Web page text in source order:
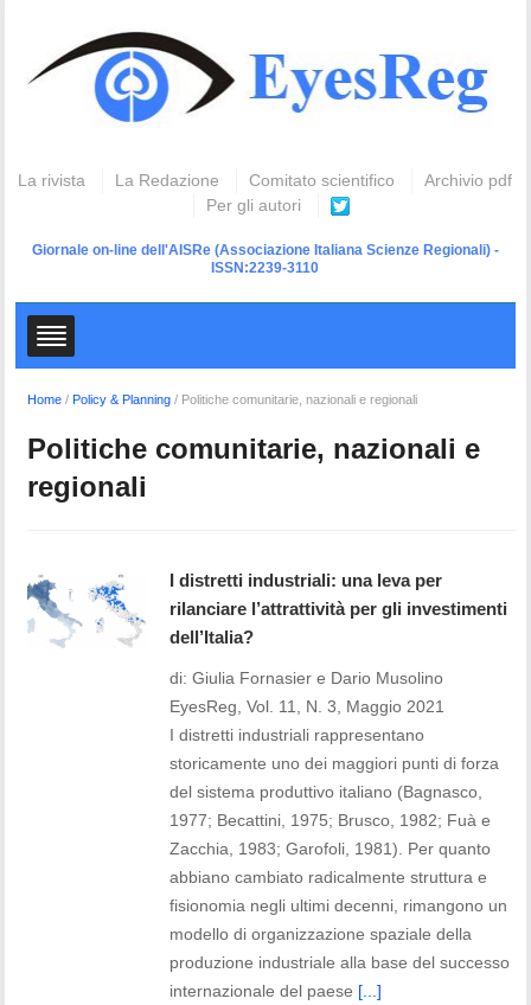
La rivista La Redazione Comitato scientifico
Archivio pdf
Per gli autori
Giornale on-line dell'AISRe (Associazione Italiana Scienze Regionali) -
ISSN:2239-3110
Home /Policy & Planning / Politiche comunitarie, nazionali e regionali
Politiche comunitarie, nazionali e
regionali
I distretti industriali: una leva per
rilanciare l’attrattività per gli investimenti
dell’Italia?
di: Giulia Fornasier e Dario Musolino
EyesReg, Vol. 11, N. 3, Maggio 2021
I distretti industriali rappresentano
storicamente uno dei maggiori punti di forza
del sistema produttivo italiano (Bagnasco,
1977; Becattini, 1975; Brusco, 1982; Fuà e
Zacchia, 1983; Garofoli, 1981). Per quanto
abbiano cambiato radicalmente struttura e
fisionomia negli ultimi decenni, rimangono un
modello di organizzazione spaziale della
produzione industriale alla base del successo
internazionale del paese [...]